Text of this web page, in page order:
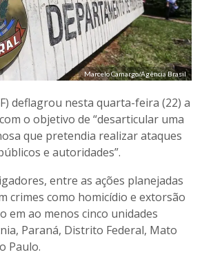
Marcelo Camargo/Agência Brasil
deflagrou nesta quarta-feira (22) a
o objetivo de “desarticular uma
que pretendia realizar ataques
e autoridades”.
entre as ações planejadas
crimes como homicídio e extorsão
em ao menos cinco unidades
Paraná, Distrito Federal, Mato
Paulo.